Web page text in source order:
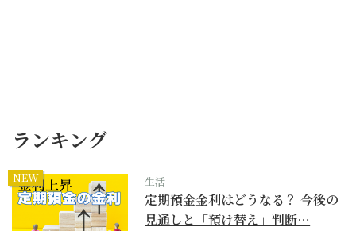
ランキング
NEW 生活
定期預金金利はどうなる？ 今後の
見通しと「預け替え」判断…